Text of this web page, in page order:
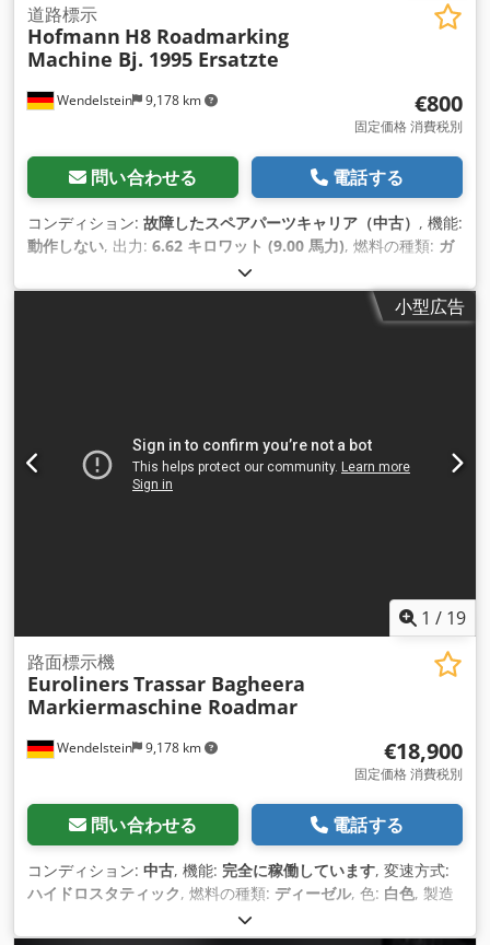
Wendelstein 9,178 km
道路標示
Hofmann H8 Roadmarking
Machine Bj. 1995 Ersatzte
€800
固定価格 消費税別
問い合わせる 電話する
コンディション: 故障したスペアパーツキャリア（中古） , 機能:
動作しない, 出力: 6.62 キロワット (9.00 馬力), 燃料の種類: ガ
, 空車重量:175 kg（キログラム）
1995,
小型広告
1 / 19
Wendelstein 9,178 km
路面標示機
EurolinersTrassar Bagheera
Markiermaschine Roadmar
€18,900
固定価格 消費税別
問い合わせる 電話する
コンディション: 中古, 機能: 完全に稼働しています, 変速方式:
ハイドロスタティック, 燃料の種類: ディーゼル, 色: 白色, 製造
, 装備: